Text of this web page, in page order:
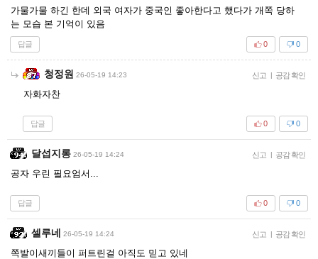
가물가물 하긴 한데 외국 여자가 중국인 좋아한다고 했다가 개쪽 당하
는 모습 본 기억이 있음
답글 0
0
청정원 26-05-19 14:23 신고 | 공감 확인
자화자찬
답글 0
0
달섭지롱 26-05-19 14:24 신고 | 공감 확인
공자 우린 필요엄서...
답글 0
0
셀루네 26-05-19 14:24 신고 | 공감 확인
쪽발이새끼들이 퍼트린걸 아직도 믿고 있네